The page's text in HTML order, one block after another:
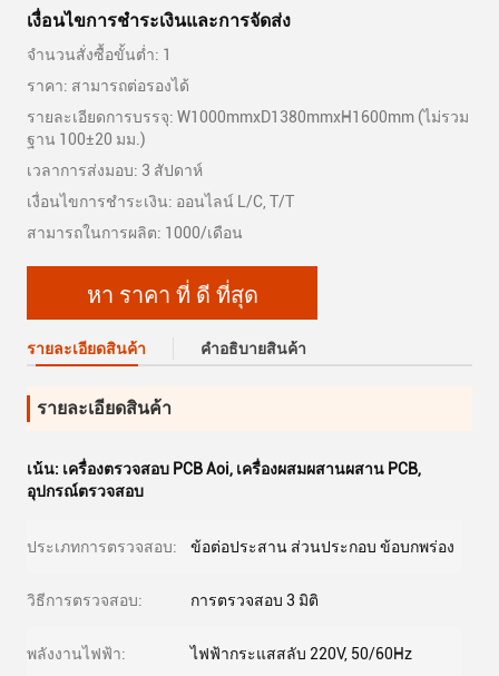
เงื่อนไขการชําระเงินและการจัดส่ง
จำนวนสั่งซื้อขั้นต่ำ: 1
ราคา: สามารถต่อรองได้
รายละเอียดการบรรจุ: W1000mmxD1380mmxH1600mm (ไม่รวม
ฐาน 100±20 มม.)
เวลาการส่งมอบ: 3 สัปดาห์
เงื่อนไขการชำระเงิน: ออนไลน์ L/C, T/T
สามารถในการผลิต: 1000/เดือน
หา ราคา ที่ ดี ที่สุด
รายละเอียดสินค้า คําอธิบายสินค้า
รายละเอียดสินค้า
เน้น: เครื่องตรวจสอบ PCB Aoi, เครื่องผสมผสานผสาน PCB,
อุปกรณ์ตรวจสอบ
ประเภทการตรวจสอบ: ข้อต่อประสาน ส่วนประกอบ ข้อบกพร่อง
วิธีการตรวจสอบ: การตรวจสอบ 3 มิติ
พลังงานไฟฟ้า: ไฟฟ้ากระแสสลับ 220V, 50/60Hz